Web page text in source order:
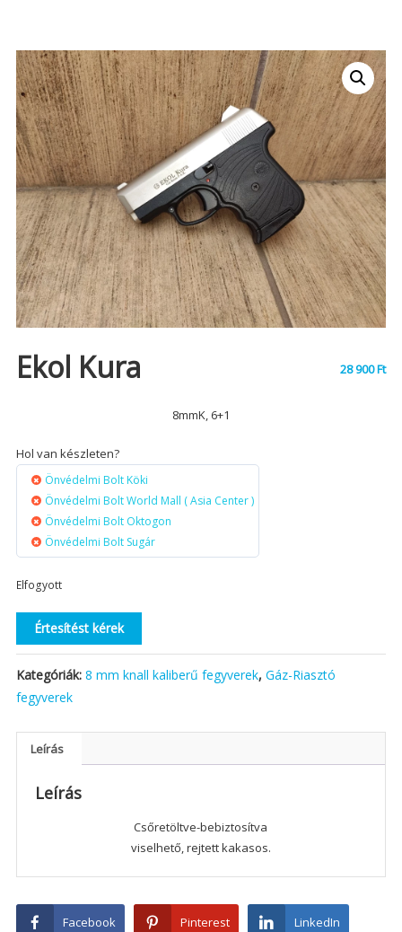
Ekol Kura 28 900Ft
8mmK, 6+1
Hol van készleten?
Önvédelmi Bolt Köki
Önvédelmi Bolt World Mall ( Asia Center )
Önvédelmi Bolt Oktogon
Önvédelmi Bolt Sugár
Elfogyott
Értesítést kérek
Kategóriák: 8 mm knall kaliberű fegyverek, Gáz-Riasztó
fegyverek
Leírás
Leírás
Csőretöltve-bebiztosítva
viselhető, rejtett kakasos.
Facebook Pinterest LinkedIn